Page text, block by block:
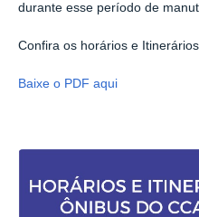
durante esse período de
Confira os horários e
Baixe o PDF aqui